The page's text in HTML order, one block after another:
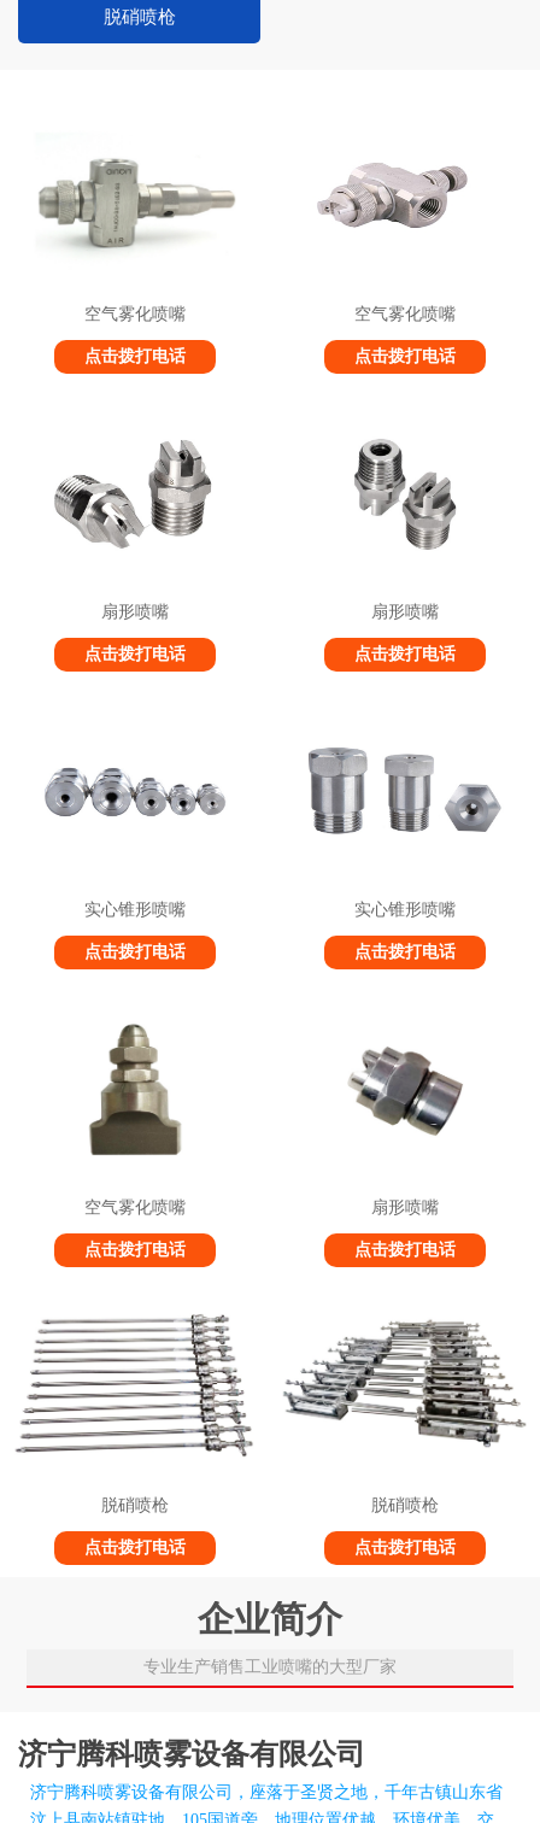
脱硝喷枪
空气雾化喷嘴
点击拨打电话
空气雾化喷嘴
点击拨打电话
扇形喷嘴
点击拨打电话
扇形喷嘴
点击拨打电话
实心锥形喷嘴
点击拨打电话
实心锥形喷嘴
点击拨打电话
空气雾化喷嘴
点击拨打电话
扇形喷嘴
点击拨打电话
脱硝喷枪
点击拨打电话
脱硝喷枪
点击拨打电话
企业简介
专业生产销售工业喷嘴的大型厂家
济宁腾科喷雾设备有限公司
济宁腾科喷雾设备有限公司，座落于圣贤之地，千年古镇山东省